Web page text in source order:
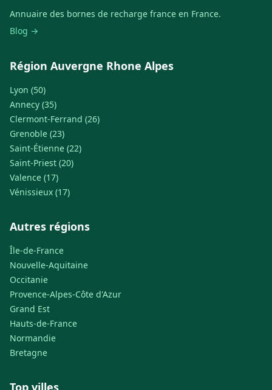
Annuaire des bornes de recharge france en France.
Blog →
Région Auvergne Rhone Alpes
Lyon (50)
Annecy (35)
Clermont-Ferrand (26)
Grenoble (23)
Saint-Étienne (22)
Saint-Priest (20)
Valence (17)
Vénissieux (17)
Autres régions
Île-de-France
Nouvelle-Aquitaine
Occitanie
Provence-Alpes-Côte d'Azur
Grand Est
Hauts-de-France
Normandie
Bretagne
Top villes